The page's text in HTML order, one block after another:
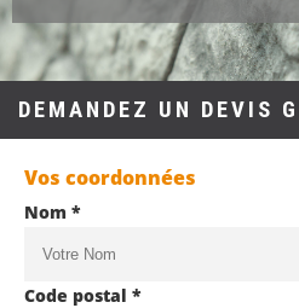
DEMANDEZ UN DEVIS
Vos coordonnées
Nom *
Code postal *